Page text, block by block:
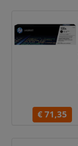
€ 71,35